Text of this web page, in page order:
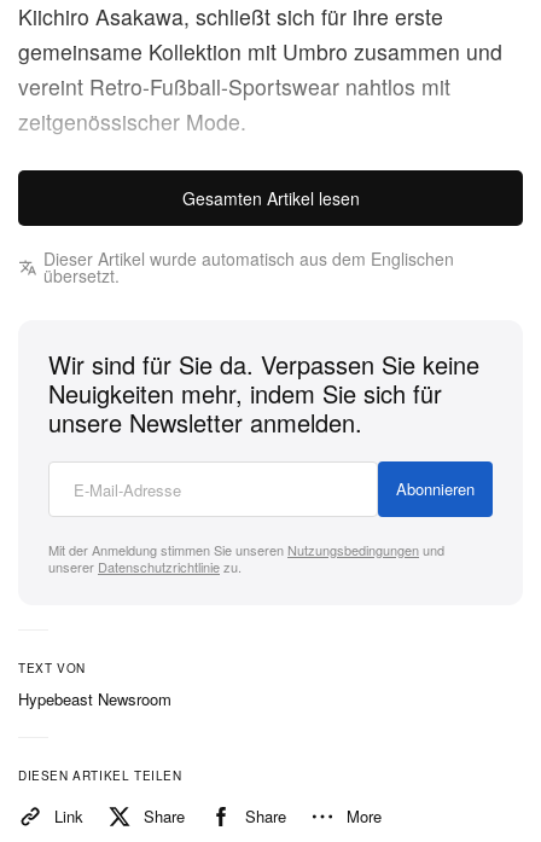
Kiichiro Asakawa, schließt sich für ihre erste
gemeinsame Kollektion mit Umbro zusammen und
vereint Retro-Fußball-Sportswear nahtlos mit
zeitgenössischer Mode.
Die Kollektion lässt sich von Umbros historischer
Beziehung zur englischen Nationalmannschaft
inspirieren, die 1966 die FIFA-Weltmeisterschaft
gewann. Sie betont Umbros Engagement, Spieler
unterstützen, indem sie Steins charakteristische
Materialien und Silhouetten mit einer Ästhetik der
1990er-Jahre verbindet.
Die achtteilige Kollektion setzt auf ein Nylon-
Baumwoll-Dump-Gewebe und ein
wasserabweisendes Leinen-Nylon-Gewebe. Zu den
Vintage-Denim, High-Gauge-Fleece-Tops sowie
Caps aus italienischem OLMETEX-Twill.
¥16.000 und ¥84.000 JPY (ca. 100–550 USD), ist
ab dem 1. November imoffiziellen Stein-Onlineshop
Gesamten Artikel lesen
Dieser Artikel wurde automatisch aus dem Englischen
übersetzt.
Wir sind für Sie da. Verpassen Sie keine
Neuigkeiten mehr, indem Sie sich für
unsere Newsletter anmelden.
Abonnieren
Mit der Anmeldung stimmen Sie unseren Nutzungsbedingungenund
unserer Datenschutzrichtliniezu.
TEXT VON
Hypebeast Newsroom
DIESEN ARTIKEL TEILEN
Link Share Share More